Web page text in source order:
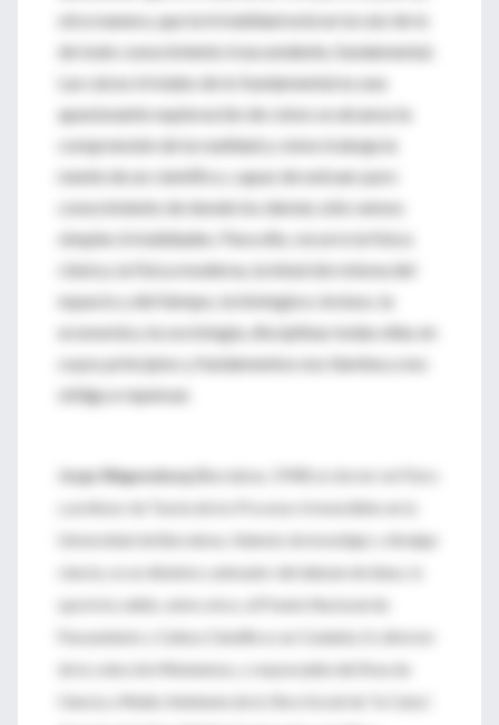
otra manera, que la trivialidad está en la raíz de lo
de todo conocimiento trascendente, fundamental.
Las raíces triviales de lo fundamental es una
apasionante exploración de cómo se alcanza la
comprensión de la realidad y cómo trabaja la
mente de un científico, capaz de extraer puro
conocimiento de donde los demás sólo vemos
simples trivialidades. Para ello, recorre la física
clásica, la física moderna, la intuición misma del
espacio y del tiempo, la biología e, incluso, la
economía y la sociología, disciplinas todas ellas en
cuyos principios y fundamentos nos ilumina y nos
obliga a repensar.
Jorge Wagensberg